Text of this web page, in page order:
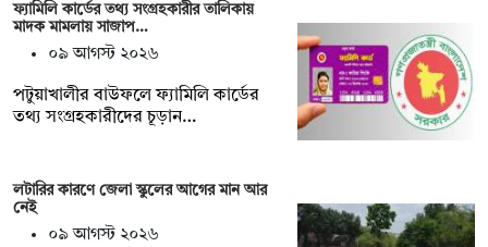
ফ্যামিলি কার্ডের তথ্য সংগ্রহকারীর তালিকায়
মাদক মামলায় সাজাপ…
০৯ আগস্ট ২০২৬
পটুয়াখালীর বাউফলে ফ্যামিলি কার্ডের
তথ্য সংগ্রহকারীদের চূড়ান…
লটারির কারণে জেলা স্কুলের আগের মান আর
নেই
০৯ আগস্ট ২০২৬